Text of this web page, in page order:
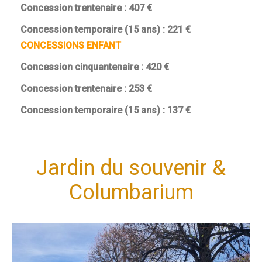
Concession trentenaire : 407 €
Concession temporaire (15 ans) : 221 €
CONCESSIONS ENFANT
Concession cinquantenaire : 420 €
Concession trentenaire : 253 €
Concession temporaire (15 ans) : 137 €
Jardin du souvenir &
Columbarium